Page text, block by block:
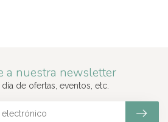
a nuestra newsletter
de ofertas, eventos, etc.